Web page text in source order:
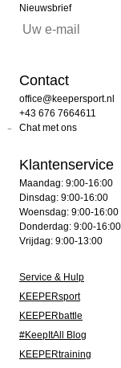
Nieuwsbrief
Contact
office@keepersport.nl
+43 676 7664611
Chat met ons
Klantenservice
Maandag: 9:00-16:00
Dinsdag: 9:00-16:00
Woensdag: 9:00-16:00
Donderdag: 9:00-16:00
Vrijdag: 9:00-13:00
Service & Hulp
KEEPERsport
KEEPERbattle
#KeepItAll Blog
KEEPERtraining